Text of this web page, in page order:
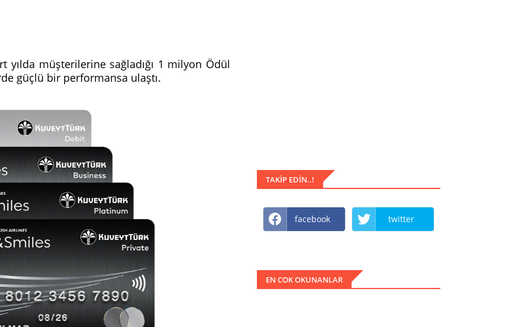
yılda müşterilerine sağladığı 1 milyon Ödül
güçlü bir performansa ulaştı.
TAKIP EDIN..!
facebook twitter
EN COK OKUNANLAR